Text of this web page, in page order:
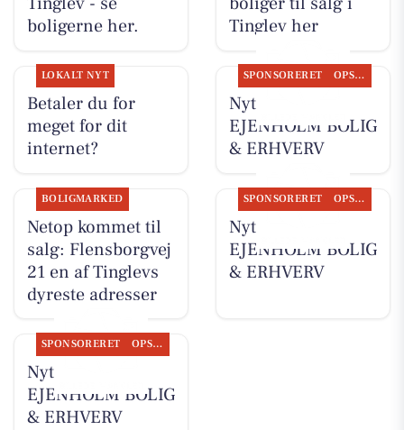
boligerne her.
Tinglev her
LOKALT NYT
Betaler du for
meget for dit
internet?
SPONSORERET OPSLAGSTAVLEN
Nyt fra
EJENHOLM BOLIG
& ERHVERV
BOLIGMARKED
Netop kommet til
salg: Flensborgvej
21 en af Tinglevs
dyreste adresser
SPONSORERET OPSLAGSTAVLEN
Nyt fra
EJENHOLM BOLIG
& ERHVERV
SPONSORERET OPSLAGSTAVLEN
Nyt fra
EJENHOLM BOLIG
& ERHVERV